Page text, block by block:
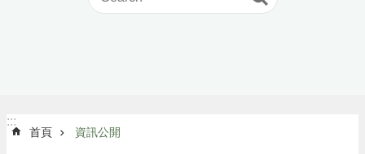
介
紹
:::
:::
首頁 資訊公開